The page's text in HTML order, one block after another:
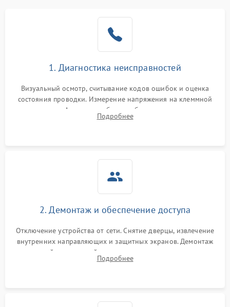
1. Диагностика неисправностей
Визуальный осмотр, считывание кодов ошибок и оценка
состояния проводки. Измерение напряжения на клеммной
колодке. Анализ жалоб на проблемы с нагревом,
конвекцией, панелью управления или блокировкой дверцы.
Подробнее
2. Демонтаж и обеспечение доступа
Отключение устройства от сети. Снятие дверцы, извлечение
внутренних направляющих и защитных экранов. Демонтаж
задней или верхней панели для прямого доступа к
нагревательным элементам, плате и вентиляторам.
Подробнее